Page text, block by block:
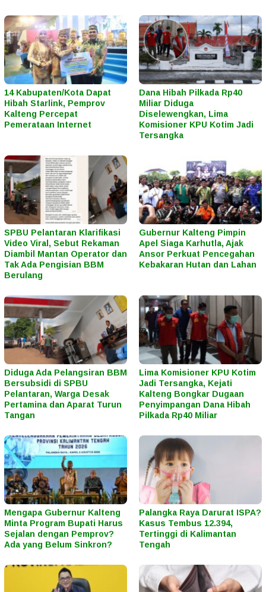
14 Kabupaten/Kota Dapat
Hibah Starlink, Pemprov
Kalteng Percepat
Pemerataan Internet
Dana Hibah Pilkada Rp40
Miliar Diduga
Diselewengkan, Lima
Komisioner KPU Kotim Jadi
Tersangka
SPBU Pelantaran Klarifikasi
Video Viral, Sebut Rekaman
Diambil Mantan Operator dan
Tak Ada Pengisian BBM
Berulang
Gubernur Kalteng Pimpin
Apel Siaga Karhutla, Ajak
Ansor Perkuat Pencegahan
Kebakaran Hutan dan Lahan
Diduga Ada Pelangsiran BBM
Bersubsidi di SPBU
Pelantaran, Warga Desak
Pertamina dan Aparat Turun
Tangan
Lima Komisioner KPU Kotim
Jadi Tersangka, Kejati
Kalteng Bongkar Dugaan
Penyimpangan Dana Hibah
Pilkada Rp40 Miliar
Mengapa Gubernur Kalteng
Minta Program Bupati Harus
Sejalan dengan Pemprov?
Ada yang Belum Sinkron?
Palangka Raya Darurat ISPA?
Kasus Tembus 12.394,
Tertinggi di Kalimantan
Tengah